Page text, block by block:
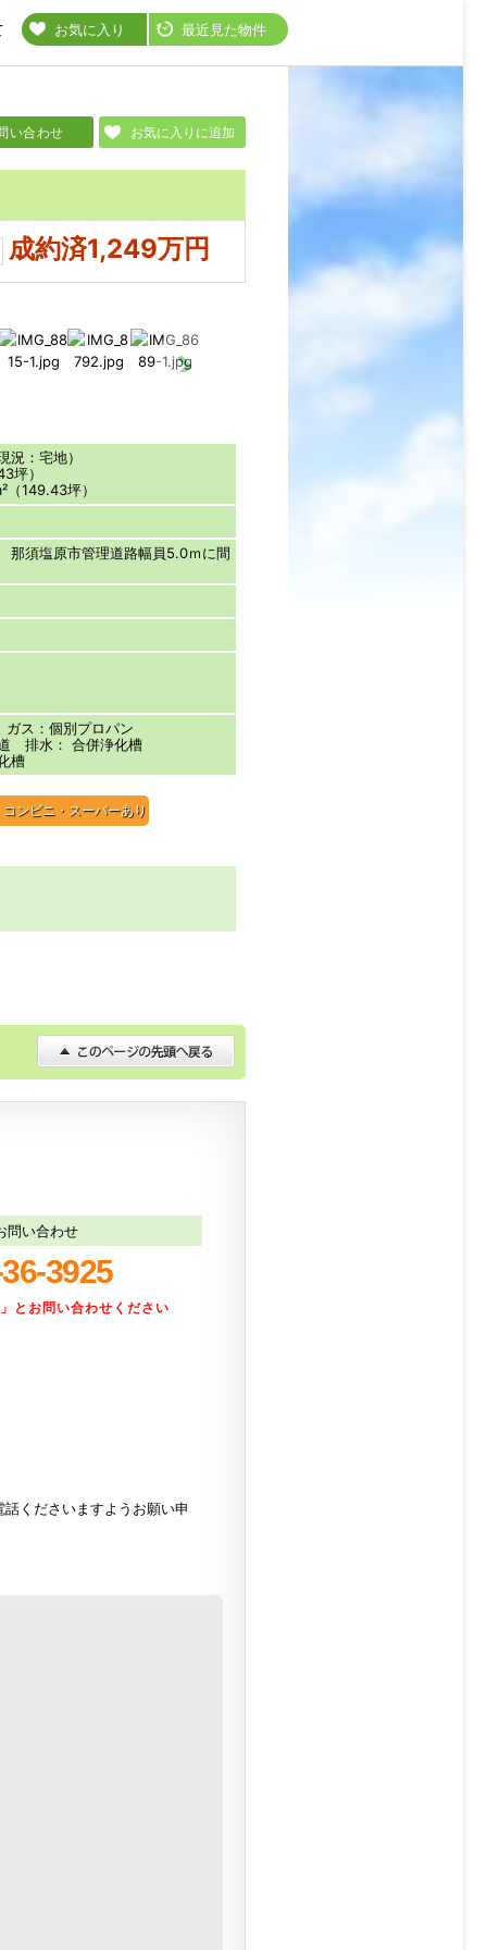
お気に入り 最近見た物件
お気に入りに追加
い合わせ
成約済1,249万円
況：宅地）
）
149.43坪）
須塩原市管理道路幅員5.0ｍに間
ス：個別プロパン
排水： 合併浄化槽
槽
ンビニ・スーパーあり
問い合わせ
3925
とお問い合わせください
くださいますようお願い申